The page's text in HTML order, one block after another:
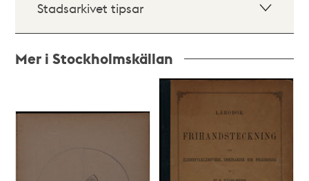
Stadsarkivet tipsar
Mer i Stockholmskällan
och